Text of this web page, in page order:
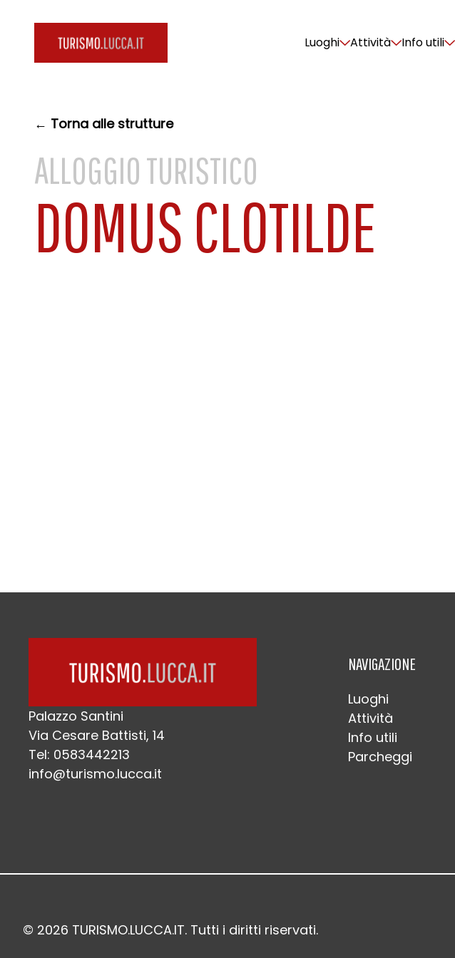
Luoghi Attività Info utili
← Torna alle strutture
ALLOGGIO TURISTICO
DOMUS CLOTILDE
Palazzo Santini
Via Cesare Battisti, 14
Tel: 0583442213
info@turismo.lucca.it
NAVIGAZIONE
Luoghi
Attività
Info utili
Parcheggi
© 2026 TURISMO.LUCCA.IT. Tutti i diritti riservati.